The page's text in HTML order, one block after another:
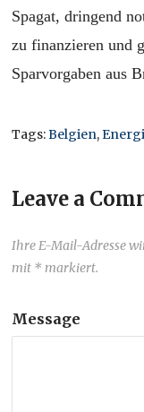
Spagat, dringend
zu finanzieren und
Sparvorgaben aus
Tags:Belgien,
Leave a
Ihre E-Mail-Adresse
mit * markiert.
Message